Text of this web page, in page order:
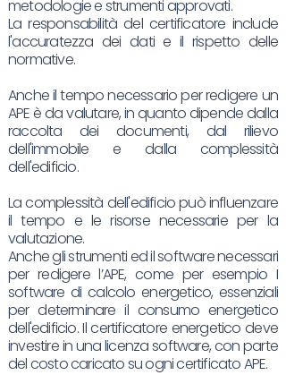
metodologie e strumenti approvati.
La responsabilità del certificatore include
l'accuratezza dei dati e il rispetto delle
normative.
Anche il tempo necessario per redigere un
APE è da valutare, in quanto dipende dalla
raccolta dei documenti, dal rilievo
dell'immobile e dalla complessità
dell'edificio.
La complessità dell'edificio può influenzare
il tempo e le risorse necessarie per la
valutazione.
Anche gli strumenti ed il software necessari
per redigere l’APE, come per esempio I
software di calcolo energetico, essenziali
per determinare il consumo energetico
dell'edificio. Il certificatore energetico deve
investire in una licenza software, con parte
del costo caricato su ogni certificato APE.